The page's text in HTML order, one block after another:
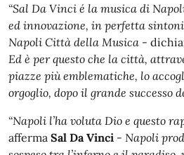
“Sal Da Vinci é la musica di
ed innovazione, in perfetta
Napoli Città della Musica -
Ed è per questo che la città,
piazze più emblematiche, lo
orgoglio, dopo il grande successo
“Napoli l’ha voluta Dio e questo
afferma Sal Da Vinci - Napoli